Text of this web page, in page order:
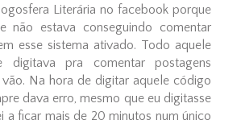
Literária no facebook porque
não estava conseguindo comentar
esse sistema ativado. Todo aquele
digitava pra comentar postagens
vão. Na hora de digitar aquele código
dava erro, mesmo que eu digitasse
a ficar mais de 20 minutos num único